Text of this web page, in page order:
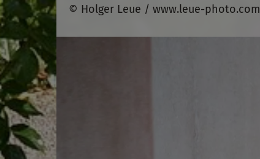
© Holger Leue / www.leue-photo.com